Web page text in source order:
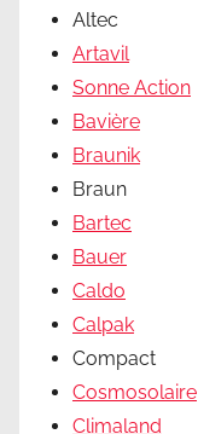
Altec
Artavil
Sonne Action
Bavière
Braunik
Braun
Bartec
Bauer
Caldo
Calpak
Compact
Cosmosolaire
Climaland